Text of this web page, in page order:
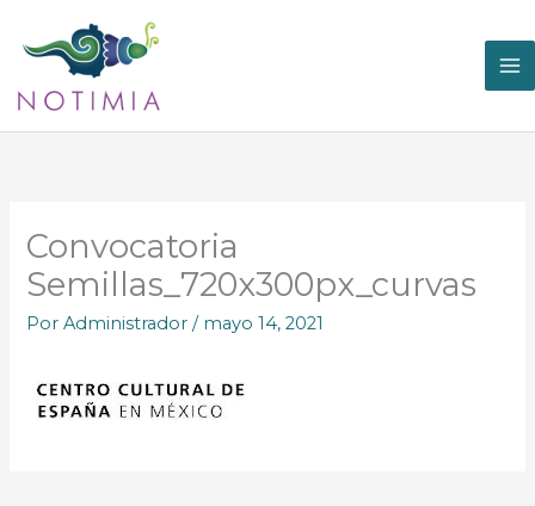
contenido
Convocatoria
Semillas_720x300px_curvas
PorAdministrador/ mayo 14, 2021